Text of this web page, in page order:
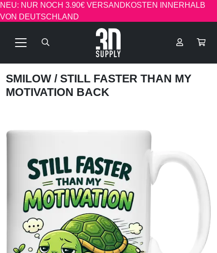
NEU: NUR NOCH 3.90€ VERSANDKOSTEN INNERHALB
VON DEUTSCHLAND
SMILOW / STILL FASTER THAN MY
MOTIVATION BACK